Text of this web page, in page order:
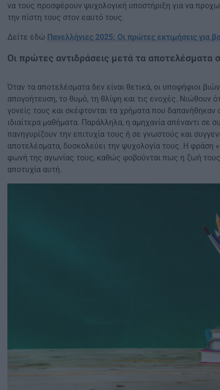
να τους προσφέρουν ψυχολογική υποστήριξη για να
την πίστη τους στον εαυτό τους.
Δείτε εδώ Πανελλήνιες 2025: Οι πρώτες εκτιμήσεις για
Οι πρώτες αντιδράσεις μετά τα αποτελέσματα
Όταν τα αποτελέσματα δεν είναι θετικά, οι υποψήφιοι
απογοήτευση, το θυμό, τη θλίψη και τις ενοχές. Νιώθουν
γονείς τους και σκέφτονται τα χρήματα που δαπανήθηκαν
ιδιαίτερα μαθήματα. Παράλληλα, η αμηχανία απέναντι σε
πανηγυρίζουν την επιτυχία τους ή σε γνωστούς και
αποτελέσματα, δυσκολεύει την ψυχολογία τους. Η φράση
φωνή της αγωνίας τους, καθώς φοβούνται πως η ζωή τους
αποτυχία αυτή.